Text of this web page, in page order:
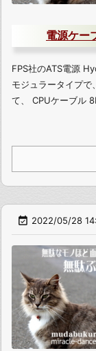
電源ケー
FPS社のATS電源
モジュラータイプで
て、 CPUケーブル
 2022/05/28